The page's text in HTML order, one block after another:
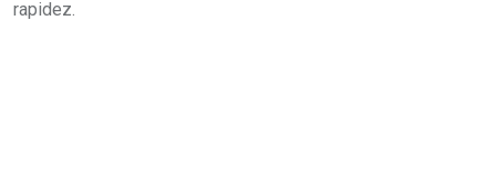
rapidez.